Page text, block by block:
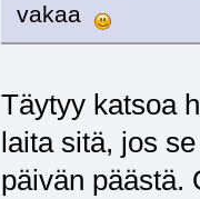
vakaa
Täytyy katsoa
laita sitä, jos
päivän päästä.